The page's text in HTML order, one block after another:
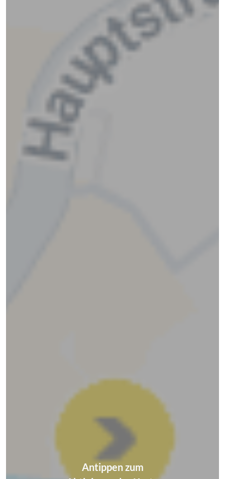
Antippen zum